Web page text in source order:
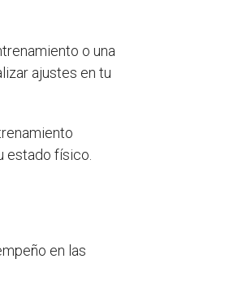
o una
ajustes en tu
estado físico.
en las